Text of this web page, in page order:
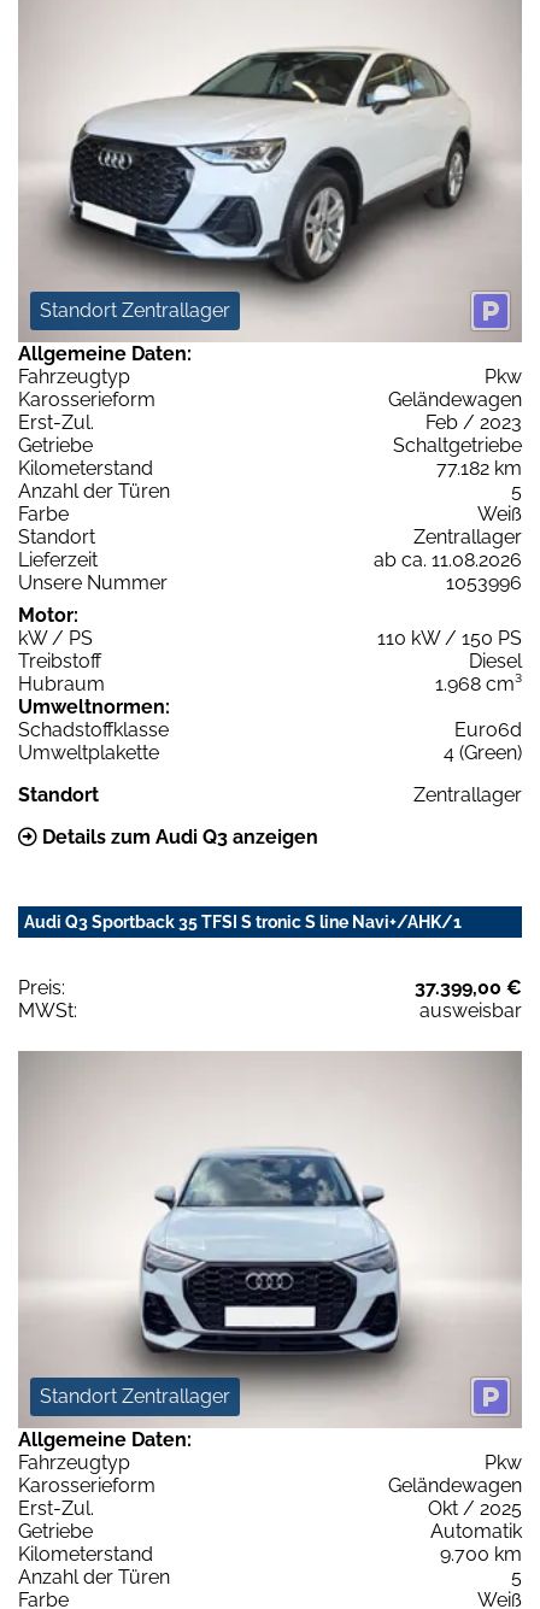
Standort Zentrallager
Allgemeine Daten:
Fahrzeugtyp
Pkw
Karosserieform
Geländewagen
Erst-Zul.
Feb / 2023
Getriebe
Schaltgetriebe
Kilometerstand
77.182 km
Anzahl der Türen
5
Farbe
Weiß
Standort
Zentrallager
Lieferzeit
ab ca. 11.08.2026
Unsere Nummer
1053996
Motor:
kW / PS
110 kW / 150 PS
Treibstoff
Diesel
Hubraum
1.968 cm³
Umweltnormen:
Schadstoffklasse
Euro6d
Umweltplakette
4 (Green)
Standort
Zentrallager
Details zum Audi Q3 anzeigen
Audi Q3 Sportback 35 TFSI S tronic S line Navi+/AHK/1
Preis:
37.399,00 €
MWSt:
ausweisbar
Standort Zentrallager
Allgemeine Daten:
Fahrzeugtyp
Pkw
Karosserieform
Geländewagen
Erst-Zul.
Okt / 2025
Getriebe
Automatik
Kilometerstand
9.700 km
Anzahl der Türen
5
Farbe
Weiß